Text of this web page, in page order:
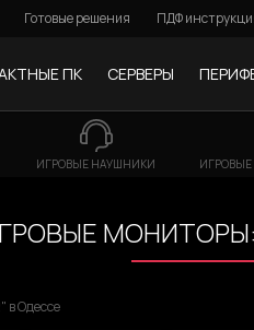
Готовые решения ПДФ
ПК СЕРВЕРЫ
ИГРОВЫЕ НАУШНИКИ
в Одессе